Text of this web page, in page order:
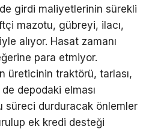
girdi maliyetlerinin sürekli
mazotu, gübreyi, ilacı,
alıyor. Hasat zamanı
para etmiyor.
üreticinin traktörü, tarlası,
depodaki elması
süreci durduracak önlemler
ek kredi desteği